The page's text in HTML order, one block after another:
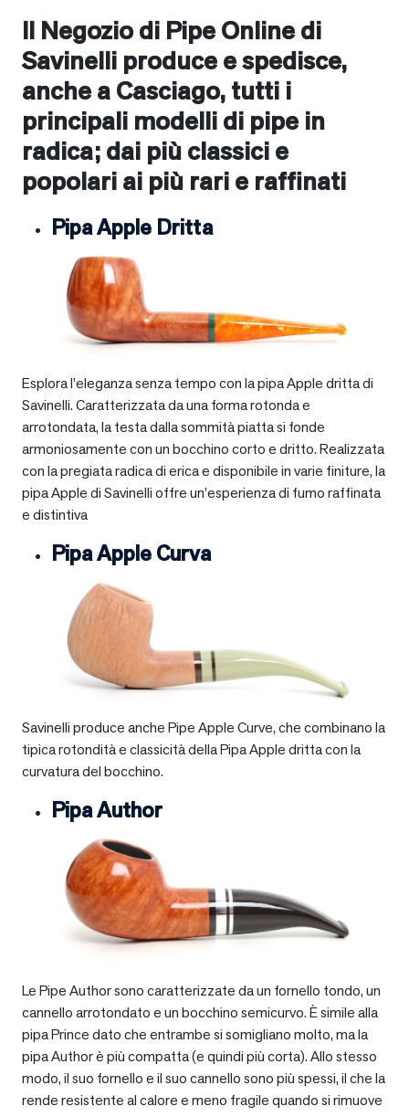
Il Negozio di Pipe Online di
Savinelli produce e spedisce,
anche aCasciago, tutti i
principali modelli di pipe in
radica; dai più classici e
popolari ai più rari e raffinati
Pipa Apple Dritta
Esplora l’eleganza senza tempo con la pipa Apple dritta di
Savinelli. Caratterizzata da una forma rotonda e
arrotondata, la testa dalla sommità piatta si fonde
armoniosamente con un bocchino corto e dritto. Realizzata
con la pregiata radica di erica e disponibile in varie finiture, la
pipa Apple di Savinelli offre un’esperienza di fumo raffinata
e distintiva
Pipa Apple Curva
Savinelli produce anche Pipe Apple Curve, che combinano la
tipica rotondità e classicità della Pipa Apple dritta con la
curvatura del bocchino.
Pipa Author
Le Pipe Author sono caratterizzate da un fornello tondo, un
cannello arrotondato e un bocchino semicurvo. È simile alla
pipa Prince dato che entrambe si somigliano molto, ma la
pipa Author è più compatta (e quindi più corta). Allo stesso
modo, il suo fornello e il suo cannello sono più spessi, il che la
rende resistente al calore e meno fragile quando si rimuove